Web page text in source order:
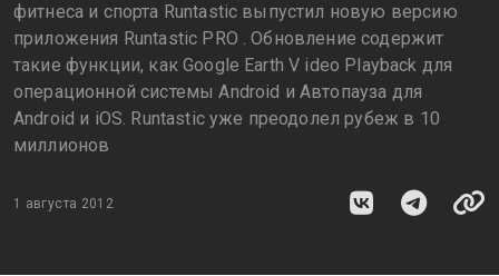
фитнеса и спорта Runtastic выпустил новую версию
приложения Runtastic PRO . Обновление содержит
такие функции, как Google Earth V ideo Playback для
операционной системы Android и Автопауза для
Android и iOS. Runtastic уже преодолел рубеж в 10
миллионов
1 августа 2012